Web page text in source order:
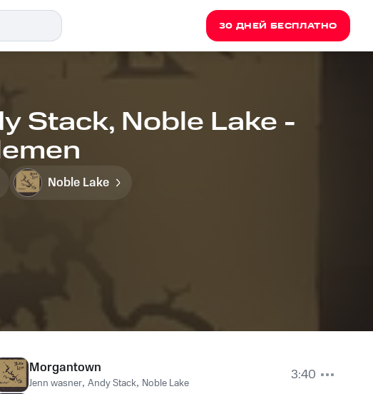
30 ДНЕЙ БЕСПЛАТНО
Stack, Noble Lake -
Noble Lake
Morgantown
Jenn wasner, Andy Stack, Noble Lake
3:40